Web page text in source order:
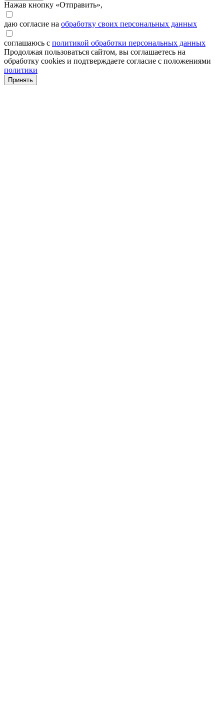
Нажав кнопку «Отправить»,
даю согласие на обработку своих персональных данных
соглашаюсь с политикой обработки персональных данных
Продолжая пользоваться сайтом, вы соглашаетесь на
обработку cookies и подтверждаете согласие с положениями
политики
Принять